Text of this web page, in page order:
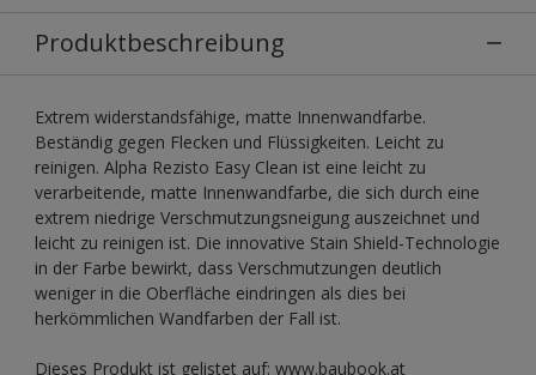
Produktbeschreibung
Extrem widerstandsfähige, matte Innenwandfarbe.
Beständig gegen Flecken und Flüssigkeiten. Leicht zu
reinigen. Alpha Rezisto Easy Clean ist eine leicht zu
verarbeitende, matte Innenwandfarbe, die sich durch eine
extrem niedrige Verschmutzungsneigung auszeichnet und
leicht zu reinigen ist. Die innovative Stain Shield-Technologie
in der Farbe bewirkt, dass Verschmutzungen deutlich
weniger in die Oberfläche eindringen als dies bei
herkömmlichen Wandfarben der Fall ist.
Dieses Produkt ist gelistet auf: www.baubook.at